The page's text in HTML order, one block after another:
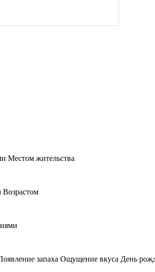
Местом жительства
запаха Ощущение вкуса День